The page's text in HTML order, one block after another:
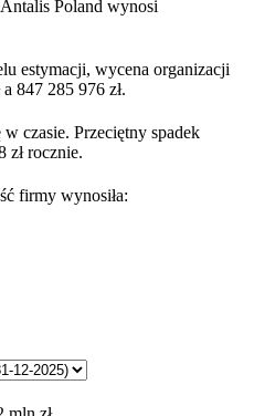
Poland wynosi
estymacji, wycena organizacji
847 285 976 zł.
w czasie. Przeciętny spadek
zł rocznie.
firmy wynosiła: